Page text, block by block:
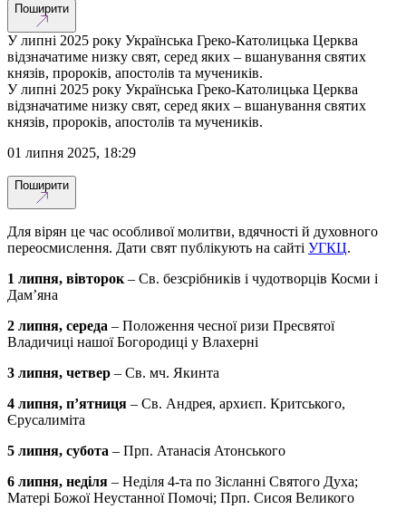
Поширити
У липні 2025 року Українська Греко-Католицька Церква
відзначатиме низку свят, серед яких – вшанування святих
князів, пророків, апостолів та мучеників.
У липні 2025 року Українська Греко-Католицька Церква
відзначатиме низку свят, серед яких – вшанування святих
князів, пророків, апостолів та мучеників.
01 липня 2025, 18:29
Поширити
Для вірян це час особливої молитви, вдячності й духовного
переосмислення. Дати свят публікують на сайті УГКЦ.
1 липня, вівторок – Св. безсрібників і чудотворців Косми і
Дам’яна
2 липня, середа – Положення чесної ризи Пресвятої
Владичиці нашої Богородиці у Влахерні
3 липня, четвер – Св. мч. Якинта
4 липня, п’ятниця – Св. Андрея, архиєп. Критського,
Єрусалиміта
5 липня, субота – Прп. Атанасія Атонського
6 липня, неділя – Неділя 4-та по Зісланні Святого Духа;
Матері Божої Неустанної Помочі; Прп. Сисоя Великого